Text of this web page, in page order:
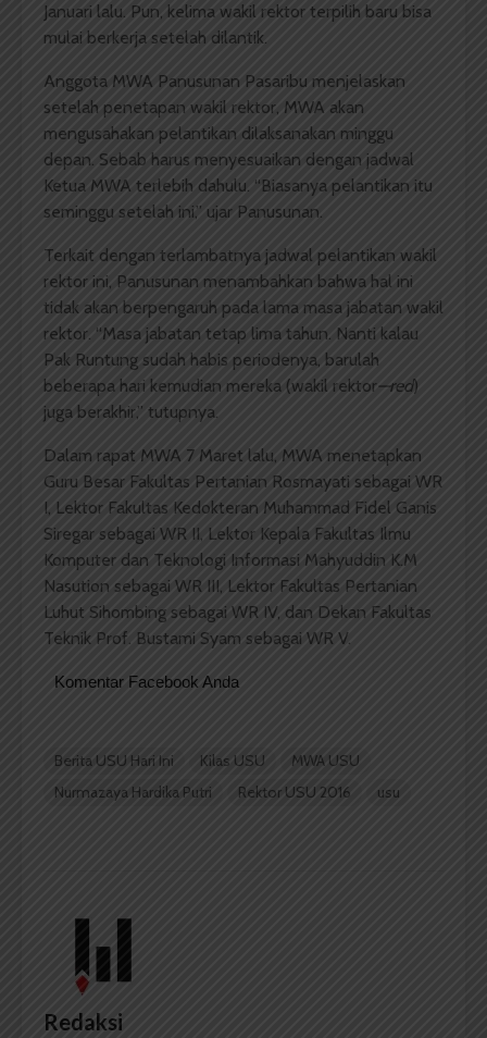
Januari lalu. Pun, kelima wakil rektor terpilih baru bisa
mulai berkerja setelah dilantik.
Anggota MWA Panusunan Pasaribu menjelaskan
setelah penetapan wakil rektor, MWA akan
mengusahakan pelantikan dilaksanakan minggu
depan. Sebab harus menyesuaikan dengan jadwal
Ketua MWA terlebih dahulu. “Biasanya pelantikan itu
seminggu setelah ini,” ujar Panusunan.
Terkait dengan terlambatnya jadwal pelantikan wakil
rektor ini, Panusunan menambahkan bahwa hal ini
tidak akan berpengaruh pada lama masa jabatan wakil
rektor. “Masa jabatan tetap lima tahun. Nanti kalau
Pak Runtung sudah habis periodenya, barulah
beberapa hari kemudian mereka (wakil rektor—red)
juga berakhir,” tutupnya.
Dalam rapat MWA 7 Maret lalu, MWA menetapkan
Guru Besar Fakultas Pertanian Rosmayati sebagai WR
I, Lektor Fakultas Kedokteran Muhammad Fidel Ganis
Siregar sebagai WR II, Lektor Kepala Fakultas Ilmu
Komputer dan Teknologi Informasi Mahyuddin K.M
Nasution sebagai WR III, Lektor Fakultas Pertanian
Luhut Sihombing sebagai WR IV, dan Dekan Fakultas
Teknik Prof. Bustami Syam sebagai WR V.
Komentar Facebook Anda
Berita USU Hari Ini Kilas USU
MWA USU
Nurmazaya Hardika Putri
Rektor USU 2016 usu
Redaksi